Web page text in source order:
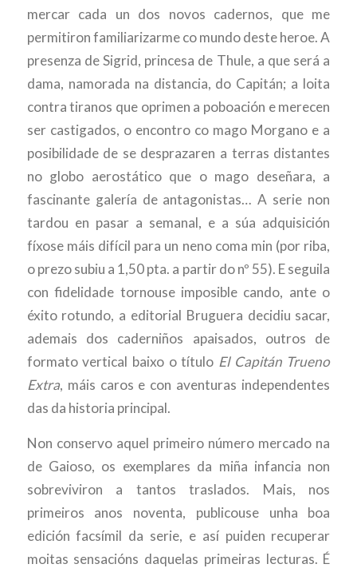
mercar cada un dos novos cadernos, que me
permitiron familiarizarme co mundo deste heroe. A
presenza de Sigrid, princesa de Thule, a que será a
dama, namorada na distancia, do Capitán; a loita
contra tiranos que oprimen a poboación e merecen
ser castigados, o encontro co mago Morgano e a
posibilidade de se desprazaren a terras distantes
no globo aerostático que o mago deseñara, a
fascinante galería de antagonistas… A serie non
tardou en pasar a semanal, e a súa adquisición
fíxose máis difícil para un neno coma min (por riba,
o prezo subiu a 1,50 pta. a partir do nº 55). E seguila
con fidelidade tornouse imposible cando, ante o
éxito rotundo, a editorial Bruguera decidiu sacar,
ademais dos caderniños apaisados, outros de
formato vertical baixo o título El Capitán Trueno
Extra, máis caros e con aventuras independentes
das da historia principal.
Non conservo aquel primeiro número mercado na
de Gaioso, os exemplares da miña infancia non
sobreviviron a tantos traslados. Mais, nos
primeiros anos noventa, publicouse unha boa
edición facsímil da serie, e así puiden recuperar
moitas sensacións daquelas primeiras lecturas. É